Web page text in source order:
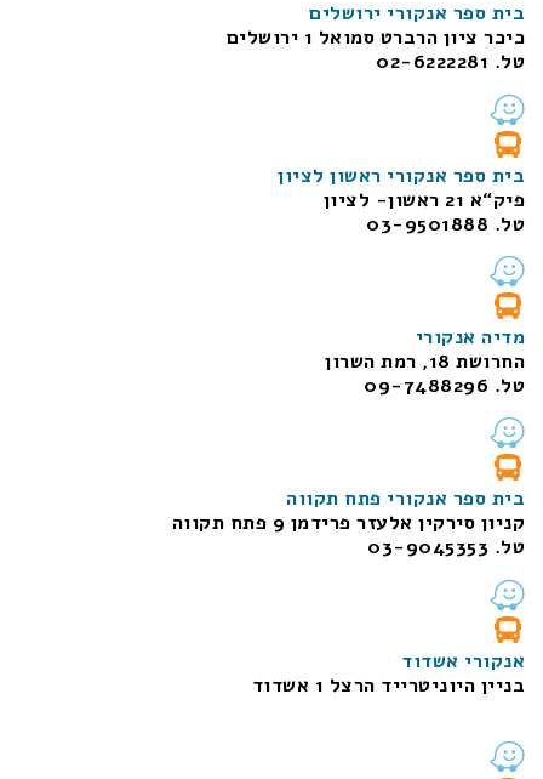
בית ספר אנקורי ירושלים
כיכר ציון הרברט סמואל 1
ירושלים
טל. 02-6222281
בית ספר אנקורי ראשון לציון
פיק“א 21 ראשון- לציון
טל. 03-9501888
מדיה אנקורי
החרושת 18, רמת השרון
טל. 09-7488296
בית ספר אנקורי פתח תקווה
קניון סירקין אלעזר פרידמן 9 פתח תקווה
טל. 03-9045353
אנקורי אשדוד
בניין היוניטרייד הרצל 1 אשדוד